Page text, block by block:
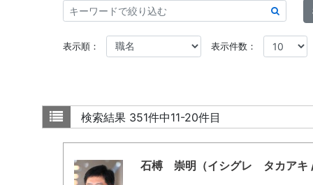
表示順： 表示件数：
検索結果 351件中11-20件目
石榑 崇明（イシグレ タカアキ